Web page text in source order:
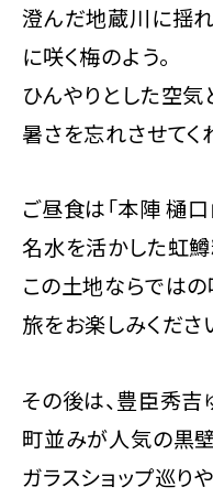
澄んだ地蔵川に揺
に咲く梅のよう。
ひんやりとした空
暑さを忘れさせてく
ご昼食は「本陣 樋
名水を活かした虹
この土地ならでは
旅をお楽しみくださ
その後は、豊臣秀吉
町並みが人気の黒
ガラスショップ巡り